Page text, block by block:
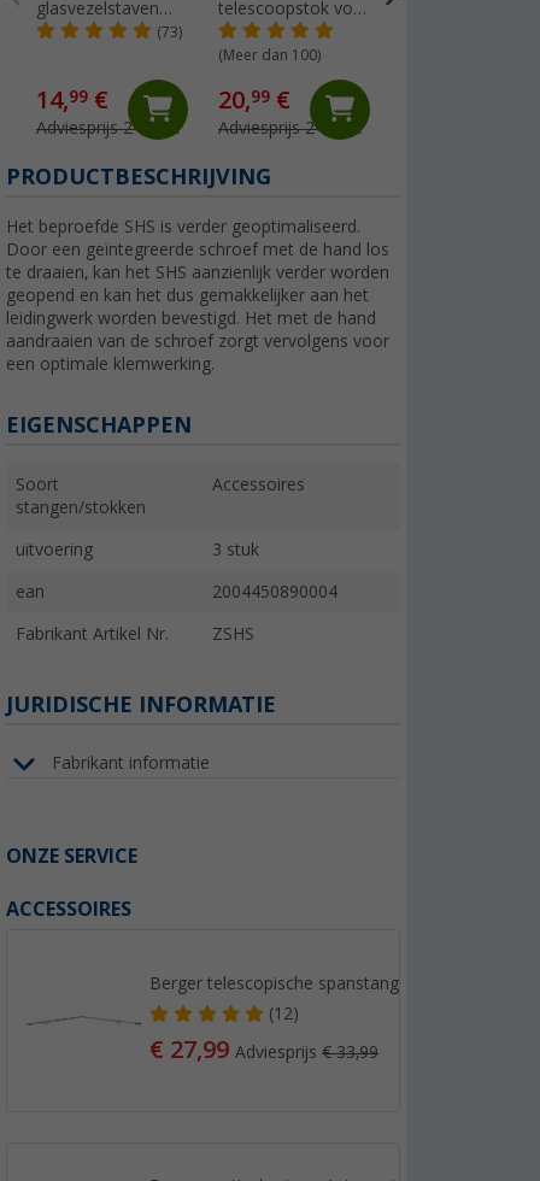
glasvezelstaven
8mm
(73)
14,99 €
Adviesprijs 24,99 €
telescoopstok voor
tarp / luifel (1 stuk)
(Meer dan 100)
20,99 €
Adviesprijs 24,99 €
PRODUCTBESCHRIJVING
Het beproefde SHS is verder geoptimaliseerd.
Door een geïntegreerde schroef met de hand los
te draaien, kan het SHS aanzienlijk verder worden
geopend en kan het dus gemakkelijker aan het
leidingwerk worden bevestigd. Het met de hand
aandraaien van de schroef zorgt vervolgens voor
een optimale klemwerking.
EIGENSCHAPPEN
Soort
stangen/stokken
Accessoires
uitvoering 3 stuk
ean 2004450890004
Fabrikant Artikel Nr. ZSHS
JURIDISCHE INFORMATIE
Fabrikant informatie
ONZE SERVICE
ACCESSOIRES
Berger telescopische spanstang staal
(12)
€ 27,99Adviesprijs€ 33,99